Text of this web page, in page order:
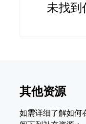
未找到
其他资源
如需详细了解如何